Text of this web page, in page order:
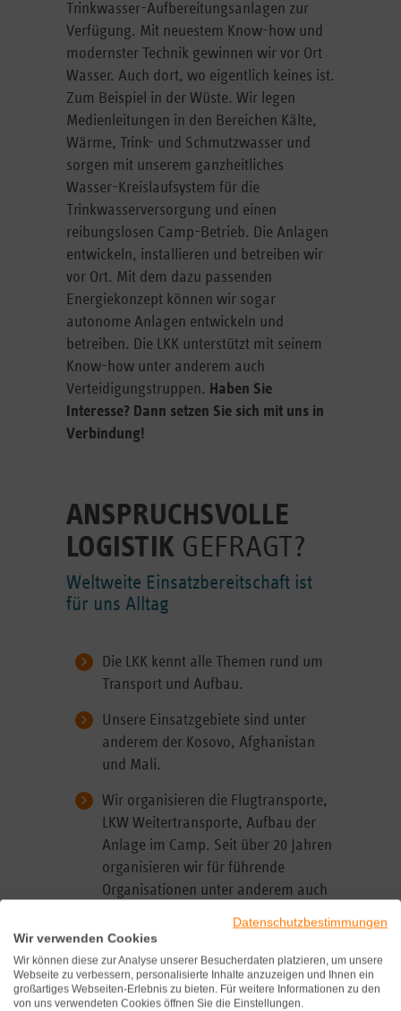
Trinkwasser-Aufbereitungsanlagen zur
Verfügung. Mit neuestem Know-how und
modernster Technik gewinnen wir vor Ort
Wasser. Auch dort, wo eigentlich keines ist.
Zum Beispiel in der Wüste. Wir legen
Medienleitungen in den Bereichen Kälte,
Wärme, Trink- und Schmutzwasser und
sorgen mit unserem ganzheitliches
Wasser-Kreislaufsystem für die
Trinkwasserversorgung und einen
reibungslosen Camp-Betrieb. Die Anlagen
entwickeln, installieren und betreiben wir
vor Ort. Mit dem dazu passenden
Energiekonzept können wir sogar
autonome Anlagen entwickeln und
betreiben. Die LKK unterstützt mit seinem
Know-how unter anderem auch
Verteidigungstruppen. Haben Sie
Interesse? Dann setzen Sie sich mit uns in
Verbindung!
ANSPRUCHSVOLLE
LOGISTIK GEFRAGT?
Weltweite Einsatzbereitschaft ist
für uns Alltag
Die LKK kennt alle Themen rund um
Transport und Aufbau.
Unsere Einsatzgebiete sind unter
anderem der Kosovo, Afghanistan
und Mali.
Wir organisieren die Flugtransporte,
LKW Weitertransporte, Aufbau der
Anlage im Camp. Seit über 20 Jahren
organisieren wir für führende
Organisationen unter anderem auch
entsprechender Anlagen die wir
entwickeln, bauen und vor Ort
betreiben.
Datenschutzbestimmungen
Wir verwenden Cookies
Wir können diese zur Analyse unserer Besucherdaten platzieren, um unsere
Webseite zu verbessern, personalisierte Inhalte anzuzeigen und Ihnen ein
großartiges Webseiten-Erlebnis zu bieten. Für weitere Informationen zu den
von uns verwendeten Cookies öffnen Sie die Einstellungen.